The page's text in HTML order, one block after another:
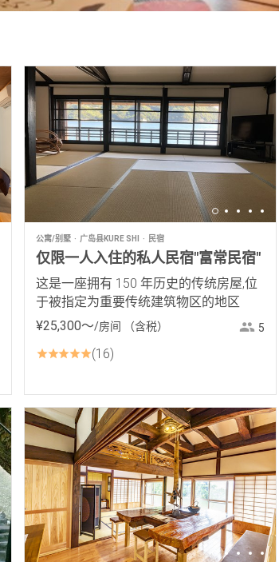
公寓/别墅 广岛县KURE SHI 民宿
仅限一人入住的私人民宿"富常民宿"
这是一座拥有 150 年历史的传统房屋,位
于被指定为重要传统建筑物区的地区
¥25,300〜/房间 （含税） 5
16